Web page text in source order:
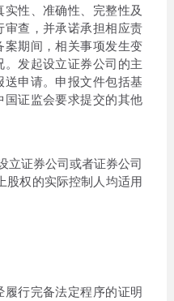
性、准确性、完整性及
审查，并承诺承担相应责
期间，相关事项发生变
发起设立证券公司的主
申请。申报文件包括基
证监会要求提交的其他
证券公司或者证券公司
股权的实际控制人均适用
行完备法定程序的证明